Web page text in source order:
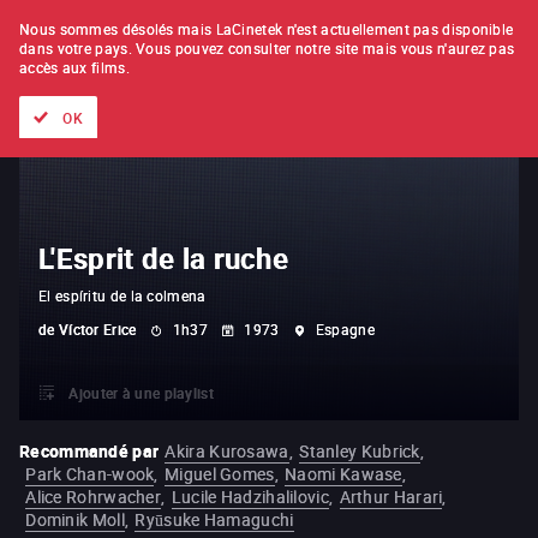
À L'UNITÉ ABONNEMENT
L'Esprit de la ruche
El espíritu de la colmena
de Víctor Erice 1h37 1973 Espagne
Ajouter à une playlist
Recommandé par Akira Kurosawa, Stanley Kubrick,
Park Chan-wook, Miguel Gomes, Naomi Kawase,
Alice Rohrwacher, Lucile Hadzihalilovic, Arthur Harari,
Dominik Moll, Ryūsuke Hamaguchi
Nous sommes désolés mais LaCinetek n'est actuellement pas disponible
dans votre pays. Vous pouvez consulter notre site mais vous n'aurez pas
accès aux films.
OK